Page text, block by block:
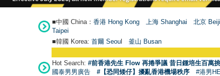
■中國 China： 香港 Hong Kong 上海 Shanghai
北京
Taipei
■韓國 Korea: 首爾 Seoul 釜山 Busan
Hot Search: #前香港先生 Flow 再捲爭議 昔日鍾培生百萬
國泰男男廣告
#【恐同矮仔】擾亂香港機場秩序 #港男